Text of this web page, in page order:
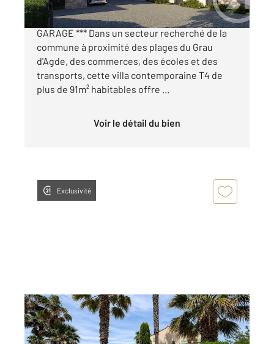
*** LE GRAU D'AGDE - VILLA NEUVE T4 +
GARAGE *** Dans un secteur recherché de la
commune à proximité des plages du Grau
d'Agde, des commerces, des écoles et des
transports, cette villa contemporaine T4 de
plus de 91m² habitables offre ...
Voir le détail du bien
Exclusivité
LE GRAU D AGDE 34
246,30 m , 5 pièces
Ref : 4822